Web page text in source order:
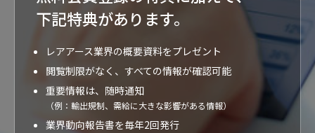
下記特典があります。
レアアース業界の概要資料をプレゼント
閲覧制限がなく、すべての情報が確認可能
重要情報は、随時通知
（例：輸出規制、需給に大きな影響がある情報）
業界動向報告書を毎年2回発行